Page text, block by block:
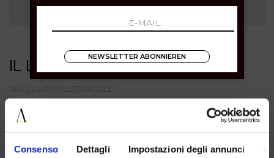
Consenso Dettagli Impostazioni degli annunci
IL LACCIO
SKU: ELEANPELLETAN GOLD
€ 79.00
FARBE: GRÖSSENRATGEBER
NEWSLETTER ABONNIEREN